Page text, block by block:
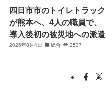
四日市市のトイレトラック
が熊本へ、4人の職員で、
導入後初の被災地への派遣
2026年8月4日 総合 2537